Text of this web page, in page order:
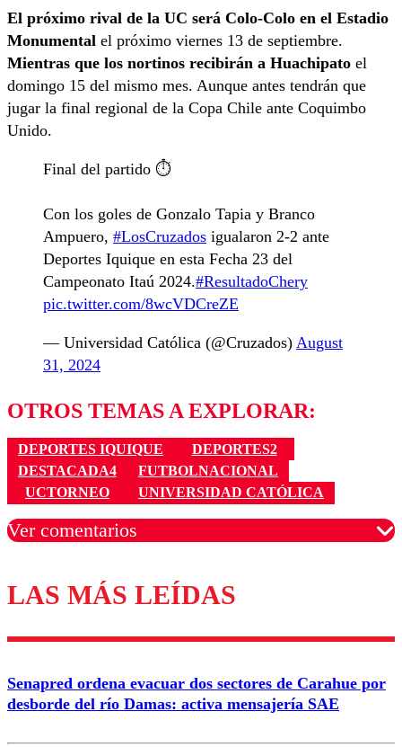
El próximo rival de la UC será Colo-Colo en el Estadio
Monumental el próximo viernes 13 de septiembre.
Mientras que los nortinos recibirán a Huachipato el
domingo 15 del mismo mes. Aunque antes tendrán que
jugar la final regional de la Copa Chile ante Coquimbo
Unido.
Final del partido ⏱️
Con los goles de Gonzalo Tapia y Branco
Ampuero, #LosCruzados igualaron 2-2 ante
Deportes Iquique en esta Fecha 23 del
Campeonato Itaú 2024.#ResultadoChery
pic.twitter.com/8wcVDCreZE
— Universidad Católica (@Cruzados) August
31, 2024
OTROS TEMAS A EXPLORAR:
DEPORTES IQUIQUE
DEPORTES2
DESTACADA4
FUTBOLNACIONAL
UCTORNEO
UNIVERSIDAD CATÓLICA
Ver comentarios
Los comentarios son moderados para garantizar un
diálogo respetuoso.
Nombre
Correo
LAS MÁS LEÍDAS
Senapred ordena evacuar dos sectores de Carahue por
desborde del río Damas: activa mensajería SAE